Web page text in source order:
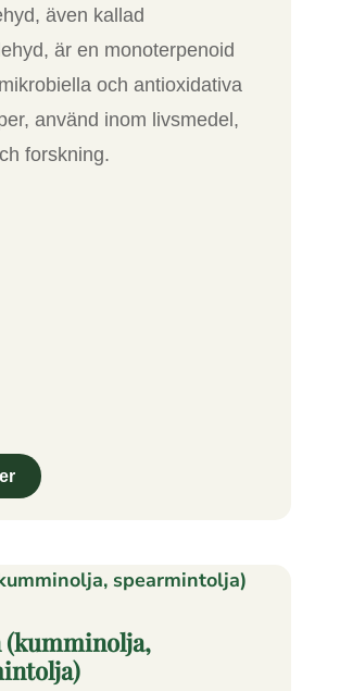
även kallad
är en monoterpenoid
och antioxidativa
använd inom livsmedel,
forskning.
(kumminolja,